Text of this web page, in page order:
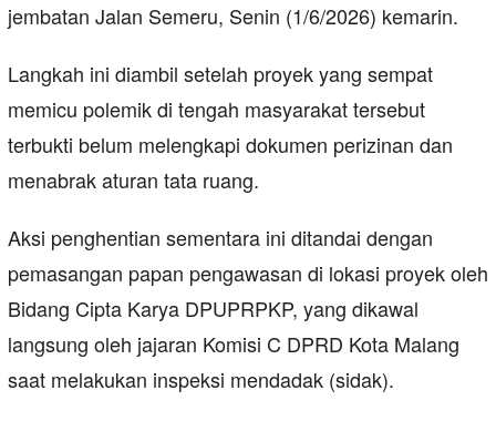
jembatan Jalan Semeru, Senin (1/6/2026) kemarin.
Langkah ini diambil setelah proyek yang sempat
memicu polemik di tengah masyarakat tersebut
terbukti belum melengkapi dokumen perizinan dan
menabrak aturan tata ruang.
Aksi penghentian sementara ini ditandai dengan
pemasangan papan pengawasan di lokasi proyek oleh
Bidang Cipta Karya DPUPRPKP, yang dikawal
langsung oleh jajaran Komisi C DPRD Kota Malang
saat melakukan inspeksi mendadak (sidak).